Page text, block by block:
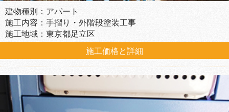
建物種別：アパート
施工内容：手摺り・外階段塗装工事
施工地域：東京都足立区
施工価格と詳細